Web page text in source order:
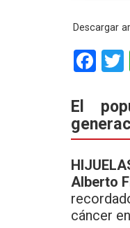
Descargar
F
ce
b
o
k
El
Alberto
cáncer